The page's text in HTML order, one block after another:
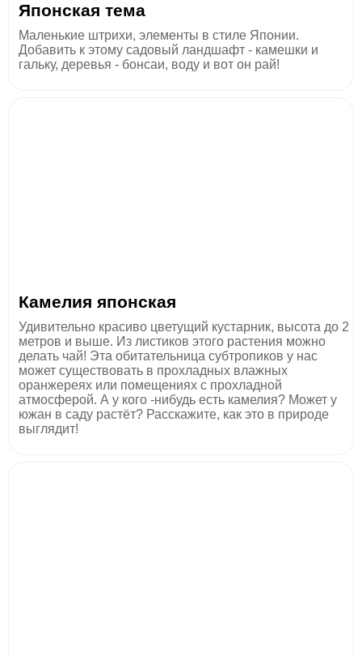
Японская тема
Маленькие штрихи, элементы в стиле Японии.
Добавить к этому садовый ландшафт - камешки и
гальку, деревья - бонсаи, воду и вот он рай!
Камелия японская
Удивительно красиво цветущий кустарник, высота до 2
метров и выше. Из листиков этого растения можно
делать чай! Эта обитательница субтропиков у нас
может существовать в прохладных влажных
оранжереях или помещениях с прохладной
атмосферой. А у кого -нибудь есть камелия? Может у
южан в саду растёт? Расскажите, как это в природе
выглядит!